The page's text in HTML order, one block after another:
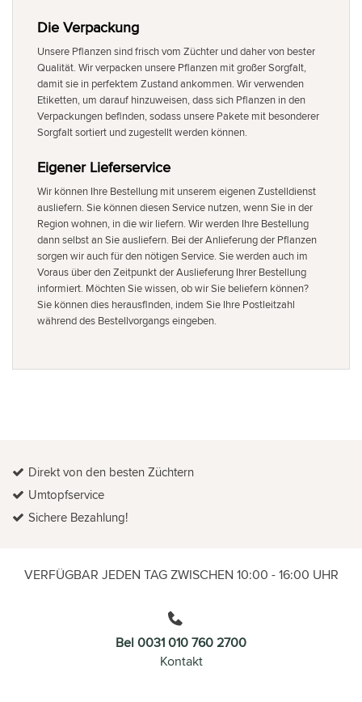
Die Verpackung
Unsere Pflanzen sind frisch vom Züchter und daher von bester
Qualität. Wir verpacken unsere Pflanzen mit großer Sorgfalt,
damit sie in perfektem Zustand ankommen. Wir verwenden
Etiketten, um darauf hinzuweisen, dass sich Pflanzen in den
Verpackungen befinden, sodass unsere Pakete mit besonderer
Sorgfalt sortiert und zugestellt werden können.
Eigener Lieferservice
Wir können Ihre Bestellung mit unserem eigenen Zustelldienst
ausliefern. Sie können diesen Service nutzen, wenn Sie in der
Region wohnen, in die wir liefern. Wir werden Ihre Bestellung
dann selbst an Sie ausliefern. Bei der Anlieferung der Pflanzen
sorgen wir auch für den nötigen Service. Sie werden auch im
Voraus über den Zeitpunkt der Auslieferung Ihrer Bestellung
informiert. Möchten Sie wissen, ob wir Sie beliefern können?
Sie können dies herausfinden, indem Sie Ihre Postleitzahl
während des Bestellvorgangs eingeben.
Direkt von den besten Züchtern
Umtopfservice
Sichere Bezahlung!
VERFÜGBAR JEDEN TAG ZWISCHEN 10:00 - 16:00 UHR
Bel 0031 010 760 2700
Kontakt